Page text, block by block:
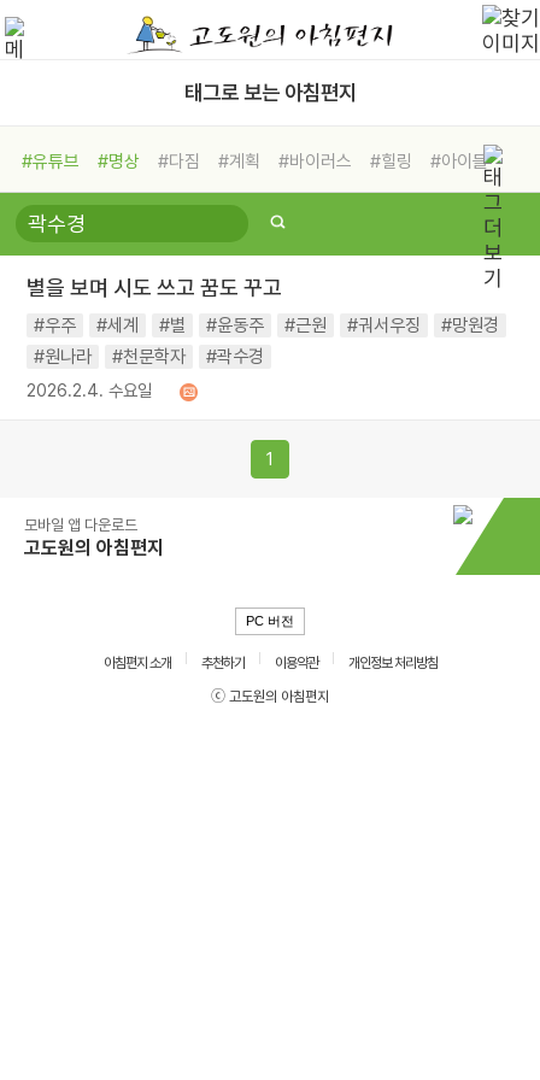
태그로 보는 아침편지
#유튜브 #명상 #다짐 #계획 #바이러스 #힐링
#아이들
#비전캠프
#독서캠프 #삶
#희망
#나눔 #친구 #링컨학교
#독서
#건강 #면역력
별을 보며 시도 쓰고 꿈도 꾸고
#우주 #세계 #별 #윤동주 #근원 #궈서우징
#망원경
#원나라
#천문학자 #곽수경
2026.2.4. 수요일
1
모바일 앱 다운로드
고도원의 아침편지
PC 버전
아침편지 소개 추천하기 이용약관
개인정보 처리방침
ⓒ 고도원의 아침편지